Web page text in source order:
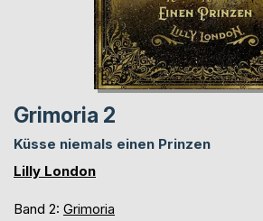
Grimoria 2
Küsse niemals einen Prinzen
Lilly London
Band 2: Grimoria